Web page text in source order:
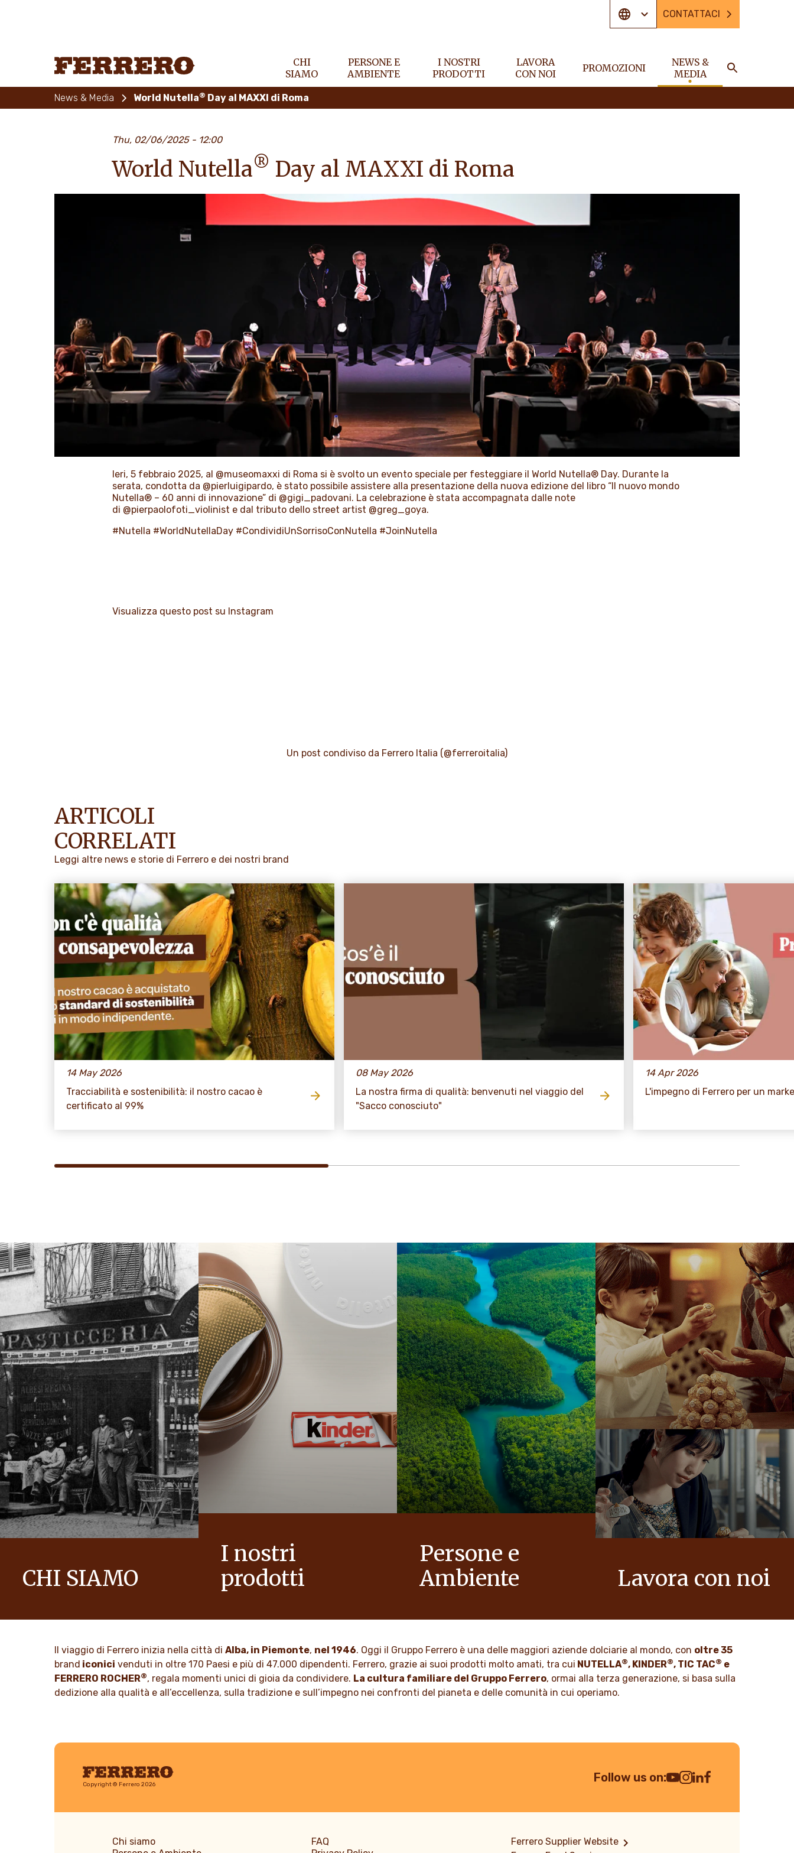
CHI
SIAMO
PERSONE E
AMBIENTE
I NOSTRI
PRODOTTI
LAVORA
CON NOI
PROMOZIONI
NEWS &
MEDIA
CONTATTACI
News & Media World Nutella® Day al MAXXI di Roma
Thu, 02/06/2025 - 12:00
World Nutella® Day al MAXXI di Roma
Ieri, 5 febbraio 2025, al @museomaxxi di Roma si è svolto un evento speciale per festeggiare il World Nutella® Day. Durante la
serata, condotta da @pierluigipardo, è stato possibile assistere alla presentazione della nuova edizione del libro “Il nuovo mondo
Nutella® – 60 anni di innovazione” di @gigi_padovani. La celebrazione è stata accompagnata dalle note
di @pierpaolofoti_violinist e dal tributo dello street artist @greg_goya.
#Nutella #WorldNutellaDay #CondividiUnSorrisoConNutella #JoinNutella
Visualizza questo post su Instagram
Un post condiviso da Ferrero Italia (@ferreroitalia)
ARTICOLI
CORRELATI
Leggi altre news e storie di Ferrero e dei nostri brand
14 May 2026
Tracciabilità e sostenibilità: il nostro cacao è
certificato al 99%
08 May 2026
La nostra firma di qualità: benvenuti nel viaggio del
"Sacco conosciuto"
14 Apr 2026
L'impegno di Ferrero per un
CHI SIAMO
SCOPRI DI PIÙ
I nostri
prodotti
SCOPRI DI PIÙ
Persone e
Ambiente
SCOPRI DI PIÙ
Lavora con noi
SCOPRI DI PIÙ
Il viaggio di Ferrero inizia nella città diAlba, in Piemonte, nel 1946. Oggi il Gruppo Ferrero è una delle maggiori aziende dolciarie al mondo, con oltre 35
brand iconici venduti in oltre 170 Paesi e più di 47.000 dipendenti. Ferrero, grazie ai suoi prodotti molto amati, tra cui NUTELLA®, KINDER®, TIC TAC® e
FERRERO ROCHER®, regala momenti unici di gioia da condividere. La cultura familiare del Gruppo Ferrero, ormai alla terza generazione, si basa sulla
dedizione alla qualità e all’eccellenza, sulla tradizione e sull’impegno nei confronti del pianeta e delle comunità in cui operiamo.
Ferrero
Copyright © Ferrero 2026
Chi siamo
FAQ
Ferrero Supplier Website
Follow us on: Youtube Channel
Instagram
LinkedIn
Facebook